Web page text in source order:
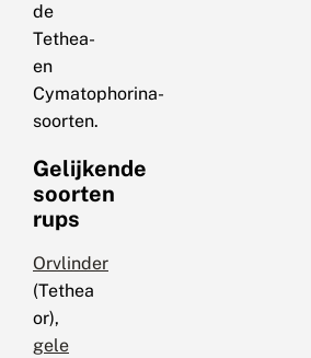
de
Tethea-
en
Cymatophorina-
soorten.
Gelijkende
soorten
rups
Orvlinder
(Tethea
or),
gele